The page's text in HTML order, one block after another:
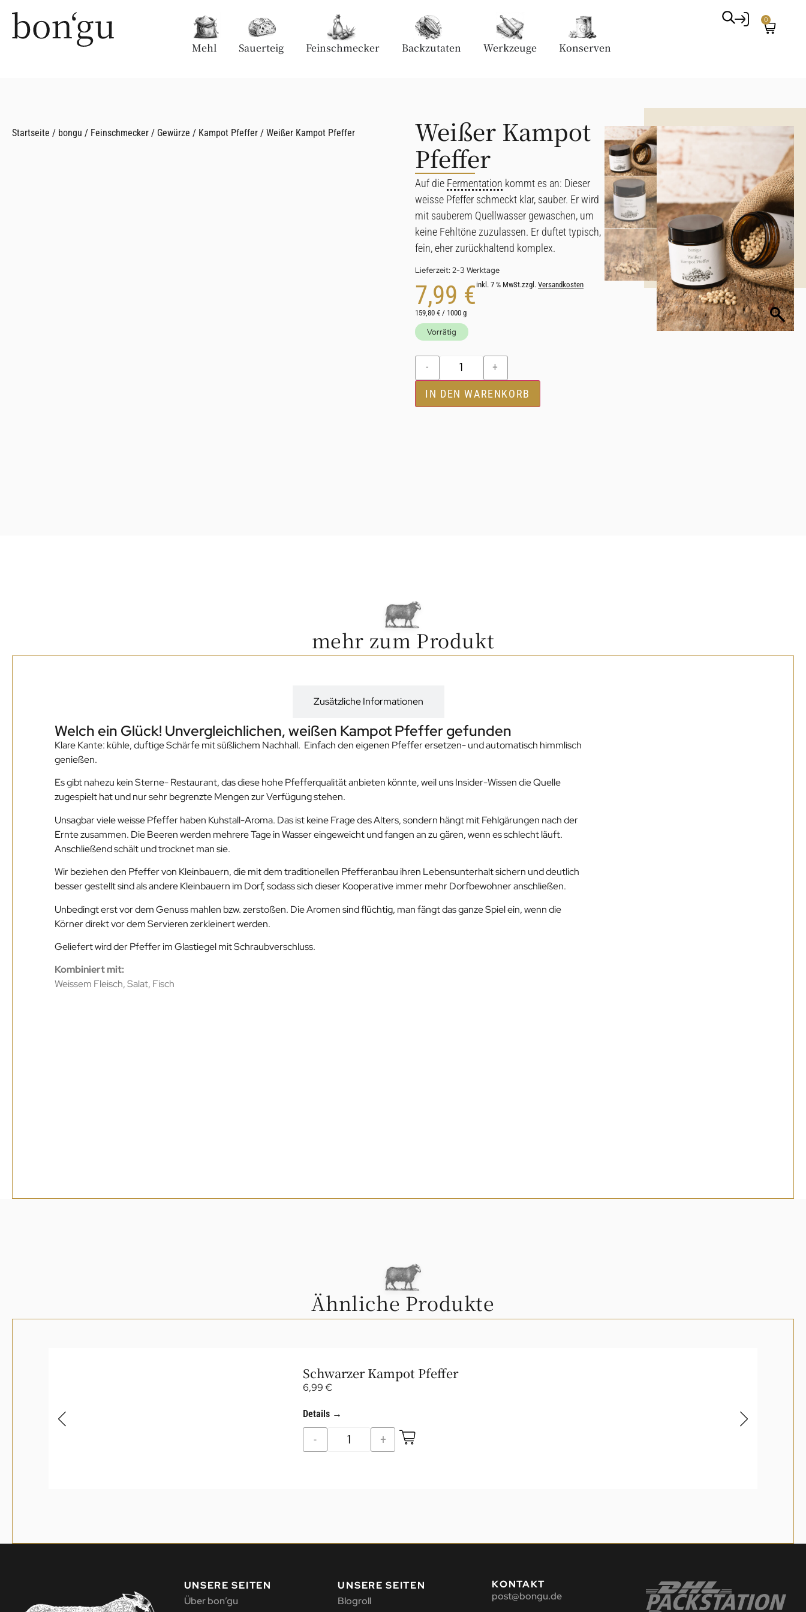
Mehl Sauerteig Feinschmecker Backzutaten Werkzeuge Konserven
0
Startseite / bongu / Feinschmecker / Gewürze / Kampot Pfeffer / Weißer Kampot Pfeffer
Weißer Kampot
Pfeffer
Auf die Fermentation kommt es an: Dieser
weisse Pfeffer schmeckt klar, sauber. Er wird
mit sauberem Quellwasser gewaschen, um
keine Fehltöne zuzulassen. Er duftet typisch,
fein, eher zurückhaltend komplex.
Lieferzeit:2-3 Werktage
7,99 € inkl. 7 % MwSt.zzgl.Versandkosten
159,80€ / 1000 g
Vorrätig
- +
IN DEN WARENKORB
mehr zum Produkt
Zusätzliche Informationen
Welch ein Glück! Unvergleichlichen, weißen Kampot Pfeffer gefunden
Klare Kante: kühle, duftige Schärfe mit süßlichem Nachhall. Einfach den eigenen Pfeffer ersetzen- und automatisch himmlisch
genießen.
Es gibt nahezu kein Sterne- Restaurant, das diese hohe Pfefferqualität anbieten könnte, weil uns Insider-Wissen die Quelle
zugespielt hat und nur sehr begrenzte Mengen zur Verfügung stehen.
Unsagbar viele weisse Pfeffer haben Kuhstall-Aroma. Das ist keine Frage des Alters, sondern hängt mit Fehlgärungen nach der
Ernte zusammen. Die Beeren werden mehrere Tage in Wasser eingeweicht und fangen an zu gären, wenn es schlecht läuft.
Anschließend schält und trocknet man sie.
Wir beziehen den Pfeffer von Kleinbauern, die mit dem traditionellen Pfefferanbau ihren Lebensunterhalt sichern und deutlich
besser gestellt sind als andere Kleinbauern im Dorf, sodass sich dieser Kooperative immer mehr Dorfbewohner anschließen.
Unbedingt erst vor dem Genuss mahlen bzw. zerstoßen. Die Aromen sind flüchtig, man fängt das ganze Spiel ein, wenn die
Körner direkt vor dem Servieren zerkleinert werden.
Geliefert wird der Pfeffer im Glastiegel mit Schraubverschluss.
Kombiniert mit:
Weissem Fleisch, Salat, Fisch
Ähnliche Produkte
Schwarzer Kampot Pfeffer
6,99€
Details →
- +
UNSERE SEITEN
Über bon’gu
UNSERE SEITEN
Blogroll
KONTAKT
post@bongu.de